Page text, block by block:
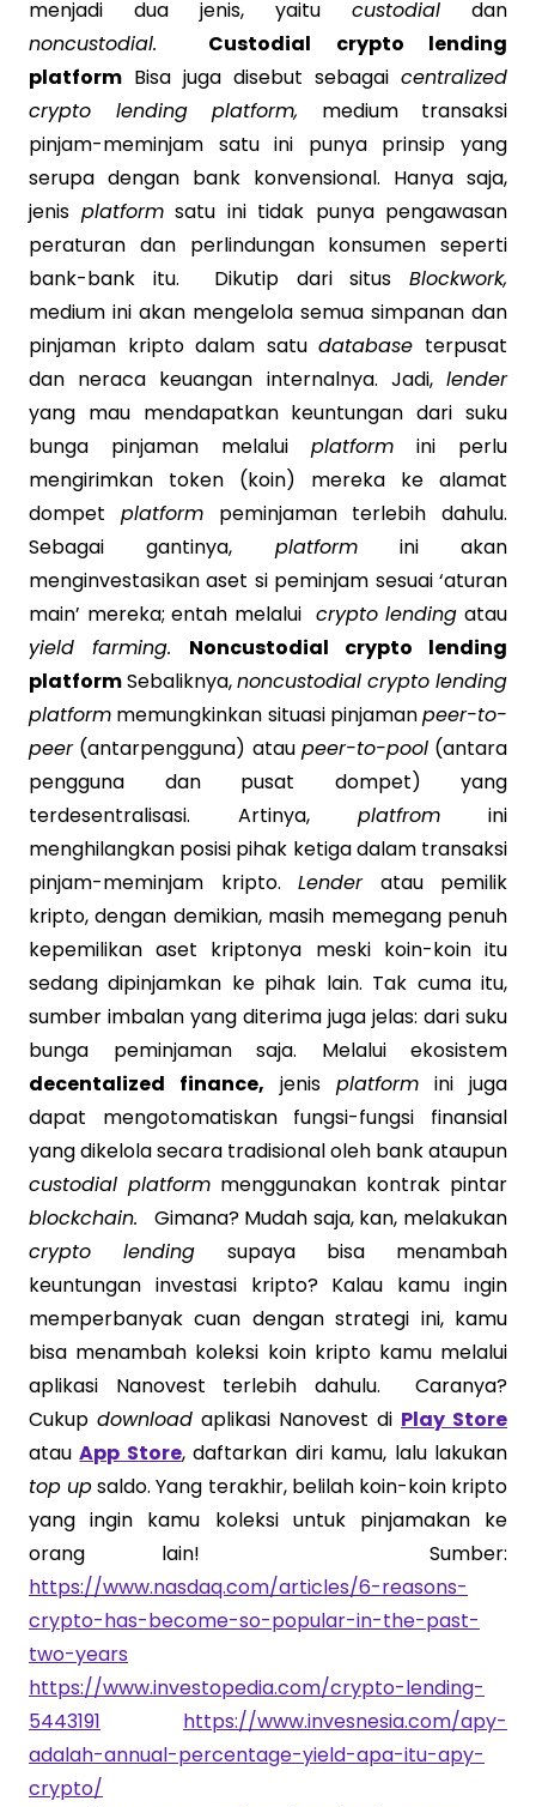
menjadi dua jenis, yaitu custodial dan
noncustodial.
Custodial crypto lending
platform Bisa juga disebut sebagai centralized
crypto lending platform, medium transaksi
pinjam-meminjam satu ini punya prinsip yang
serupa dengan bank konvensional. Hanya saja,
jenis platformsatu ini tidak punya pengawasan
peraturan dan perlindungan konsumen seperti
bank-bank itu. Dikutip dari situs Blockwork,
medium ini akan mengelola semua simpanan dan
pinjaman kripto dalam satudatabase terpusat
dan neraca keuangan internalnya. Jadi, lender
yang mau mendapatkan keuntungan dari suku
bunga pinjaman melalui platform ini perlu
mengirimkan token (koin) mereka ke alamat
dompet platformpeminjaman terlebih dahulu.
Sebagai gantinya, platformini akan
menginvestasikan aset si peminjam sesuai ‘aturan
main’ mereka; entah melalui crypto lending atau
yield farming.
Noncustodial crypto lending
platformSebaliknya,noncustodial crypto lending
platform memungkinkan situasi pinjamanpeer-to-
peer(antarpengguna) atau peer-to-pool(antara
pengguna dan pusat dompet) yang
terdesentralisasi. Artinya, platfrom ini
menghilangkan posisi pihak ketiga dalam transaksi
pinjam-meminjam kripto. Lenderatau pemilik
kripto, dengan demikian, masih memegang penuh
kepemilikan aset kriptonya meski koin-koin itu
sedang dipinjamkan ke pihak lain. Tak cuma itu,
sumber imbalan yang diterima juga jelas: dari suku
bunga peminjaman saja. Melalui ekosistem
decentalized finance, jenis platform ini juga
dapat mengotomatiskan fungsi-fungsi finansial
yang dikelola secara tradisional oleh bank ataupun
custodial platform menggunakan kontrak pintar
blockchain. Gimana? Mudah saja, kan, melakukan
crypto lending supaya bisa menambah
keuntungan investasi kripto? Kalau kamu ingin
memperbanyak cuan dengan strategi ini, kamu
bisa menambah koleksi koin kripto kamu melalui
aplikasi Nanovest terlebih dahulu. Caranya?
Cukup download aplikasi Nanovest di Play Store
atauApp Store, daftarkan diri kamu, lalu lakukan
top upsaldo. Yang terakhir, belilah koin-koin kripto
yang ingin kamu koleksi untuk pinjamakan ke
orang lain! Sumber:
https://www.nasdaq.com/articles/6-reasons-
crypto-has-become-so-popular-in-the-past-
two-years
https://www.investopedia.com/crypto-lending-
5443191
https://www.invesnesia.com/apy-
adalah-annual-percentage-yield-apa-itu-apy-
crypto/